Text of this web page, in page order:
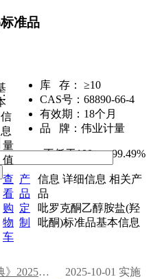
准品
库 存：
≥10
CAS号： 68890-66-4
有效期： 18个月
品 牌： 伟业计量
不低于100mg,99.49%
查
看
购
物
车
产
品
定
制
信
息
量
值
信息 详细信息 相关产
品
吡罗克酮乙醇胺盐(羟
吡酮)标准品基本信息
WYJLBZ-0004 《中国药典》2025年版 四部
2025-10-01 实施